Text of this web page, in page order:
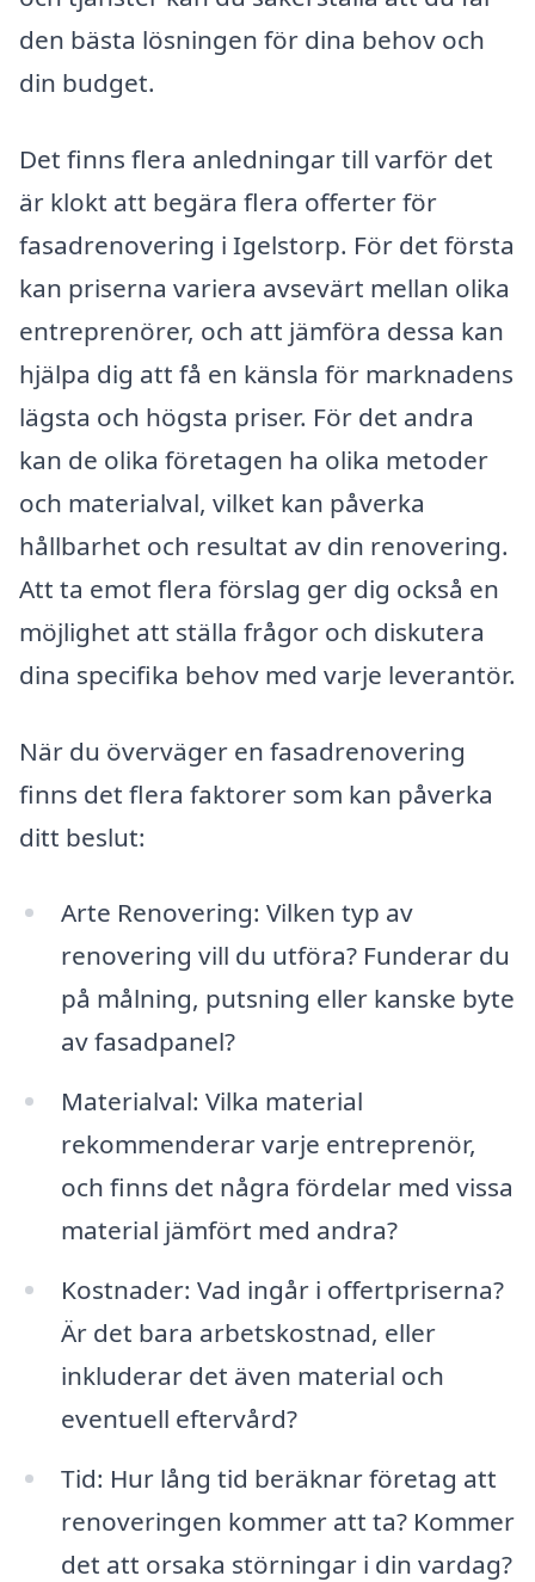
den bästa lösningen för dina behov och
din budget.
Det finns flera anledningar till varför det
är klokt att begära flera offerter för
fasadrenovering i Igelstorp. För det första
kan priserna variera avsevärt mellan olika
entreprenörer, och att jämföra dessa kan
hjälpa dig att få en känsla för marknadens
lägsta och högsta priser. För det andra
kan de olika företagen ha olika metoder
och materialval, vilket kan påverka
hållbarhet och resultat av din renovering.
Att ta emot flera förslag ger dig också en
möjlighet att ställa frågor och diskutera
dina specifika behov med varje leverantör.
När du överväger en fasadrenovering
finns det flera faktorer som kan påverka
ditt beslut:
Arte Renovering: Vilken typ av
renovering vill du utföra? Funderar du
på målning, putsning eller kanske byte
av fasadpanel?
Materialval: Vilka material
rekommenderar varje entreprenör,
och finns det några fördelar med vissa
material jämfört med andra?
Kostnader: Vad ingår i offertpriserna?
Är det bara arbetskostnad, eller
inkluderar det även material och
eventuell eftervård?
Tid: Hur lång tid beräknar företag att
renoveringen kommer att ta? Kommer
det att orsaka störningar i din vardag?